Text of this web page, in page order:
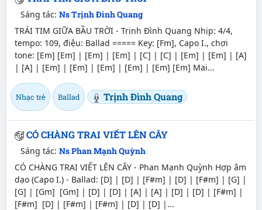
Sáng tác: Ns Trịnh Đình Quang
TRÁI TIM GIỮA BẦU TRỜI - Trịnh Đình Quang Nhịp: 4/4,
tempo: 109, điệu: Ballad ===== Key: [Fm], Capo I., chơi
tone: [Em] [Em] | [Em] | [Em] | [C] | [C] | [Em] | [Em] | [A]
| [A] | [Em] | [Em] | [Em] | [Em] | [Em] [Em] Mai...
Nhạc trẻ Ballad Trịnh Đình Quang
CÓ CHÀNG TRAI VIẾT LÊN CÂY
Sáng tác: Ns Phan Mạnh Quỳnh
CÓ CHÀNG TRAI VIẾT LÊN CÂY - Phan Mạnh Quỳnh Hợp âm
dạo (Capo I.) - Ballad: [D] | [D] | [F#m] | [D] | [F#m] | [G] |
[G] | [Gm] [Gm] | [D] | [D] | [A] | [A] | [D] | [D] | [F#m] |
[F#m] [D] | [F#m] | [F#m] | [D] | [D] |...